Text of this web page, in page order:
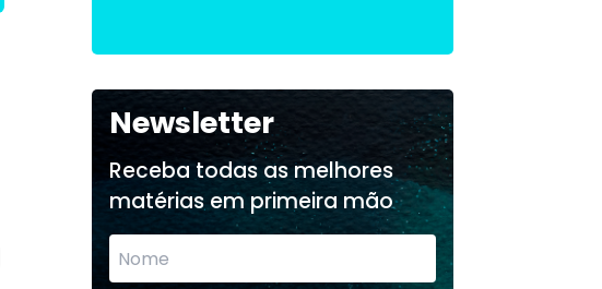
Newsletter
Receba todas as melhores
matérias em primeira mão